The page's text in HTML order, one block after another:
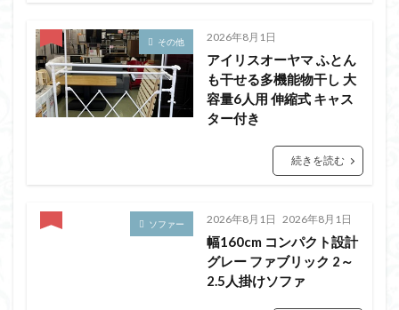
その他 2026年8月1日
アイリスオーヤマ ふとん
も干せる多機能物干し 大
容量6人用 伸縮式 キャス
ター付き
続きを読む
ソファー 2026年8月1日 2026年8月1日
幅160cm コンパクト設計
グレー ファブリック 2～
2.5人掛けソファ